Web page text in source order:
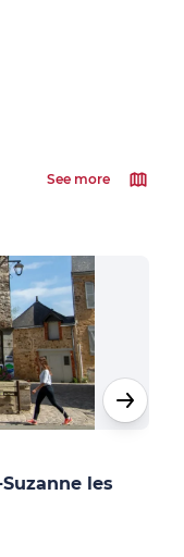
See more
les